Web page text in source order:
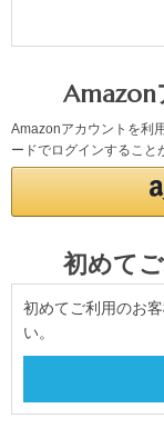
Amazon
Amazonアカウントを利
ードでログインすること
初めて
初めてご利用のお
い。